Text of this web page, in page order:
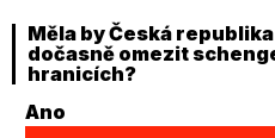
Měla by Česká
dočasně omezit
hranicích?
Ano